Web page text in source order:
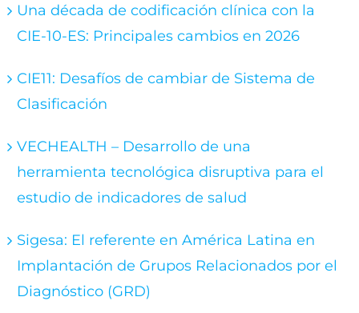
Una década de codificación clínica con la
CIE-10-ES: Principales cambios en 2026
CIE11: Desafíos de cambiar de Sistema de
Clasificación
VECHEALTH – Desarrollo de una
herramienta tecnológica disruptiva para el
estudio de indicadores de salud
Sigesa: El referente en América Latina en
Implantación de Grupos Relacionados por el
Diagnóstico (GRD)